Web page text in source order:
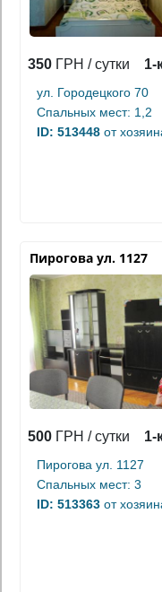
350 ГРН / сутки 1-
ул. Городецкого 70
Спальных мест: 1,2
ID: 513448 от
Пирогова ул. 1127
500 ГРН / сутки 1-
Пирогова ул. 1127
Спальных мест: 3
ID: 513363 от